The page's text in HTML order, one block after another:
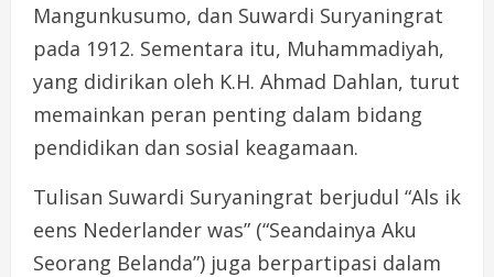
Mangunkusumo, dan Suwardi Suryaningrat
pada 1912. Sementara itu, Muhammadiyah,
yang didirikan oleh K.H. Ahmad Dahlan, turut
memainkan peran penting dalam bidang
pendidikan dan sosial keagamaan.
Tulisan Suwardi Suryaningrat berjudul “Als ik
eens Nederlander was” (“Seandainya Aku
Seorang Belanda”) juga berpartipasi dalam